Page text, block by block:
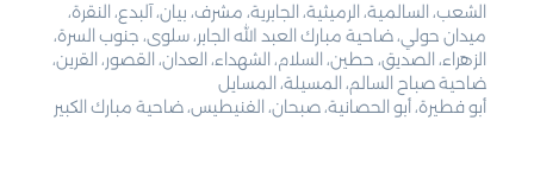
الشعب، السالمية، الرميثية، الجابرية، مشرف، بيان، آلبدع، النقرة،
ميدان حولي، ضاحية مبارك العبد الله الجابر، سلوى، جنوب السرة،
الزهراء، الصديق، حطين، السلام، الشهداء، العدان، القصور، القرين،
ضاحية صباح السالم، المسيلة، المسايل
أبو فطيرة، أبو الحصانية، صبحان، الفنيطيس، ضاحية مبارك الكبير